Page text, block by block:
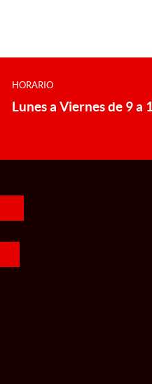
HORARIO
Lunes a Viernes de 9 a